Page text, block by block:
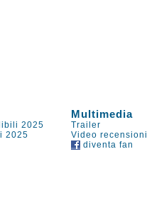
Multimedia
2025 Trailer
2025 Video recensioni
diventa fan